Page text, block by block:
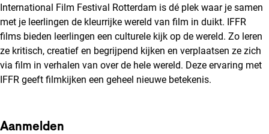
International Film Festival Rotterdam is dé plek waar je samen
met je leerlingen de kleurrijke wereld van film in duikt. IFFR
films bieden leerlingen een culturele kijk op de wereld. Zo leren
ze kritisch, creatief en begrijpend kijken en verplaatsen ze zich
via film in verhalen van over de hele wereld. Deze ervaring met
IFFR geeft filmkijken een geheel nieuwe betekenis.
Aanmelden